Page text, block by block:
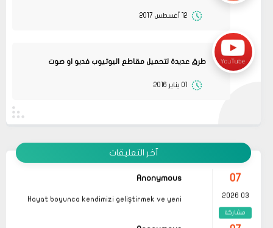
12 أغسطس 2017
طرق عديدة لتحميل مقاطع اليوتيوب فديو او صوت
01 يناير 2016
آخر التعليقات
07
03 2026
مشاركة
Anonymous
Hayat boyunca kendimizi geliştirmek ve yeni
listeleri, bu süreçte bize
02 2022
مشاركة
أو عمل إعادة ضبط المصنع
08
قم بتجربة تحديث الطابعه ممكن تحل المشكله
01 2022
مشاركة
Anonymous